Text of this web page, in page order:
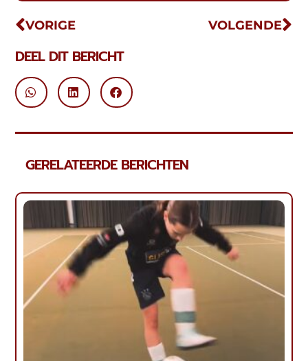
VORIGE VOLGENDE
DEEL DIT BERICHT
GERELATEERDE BERICHTEN